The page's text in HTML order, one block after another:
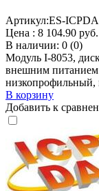
Артикул:ES-
Цена : 8 104.90
В наличии: 0 (0)
Модуль I-8053,
внешним питанием
низкопрофильный,
В корзину
Добавить к